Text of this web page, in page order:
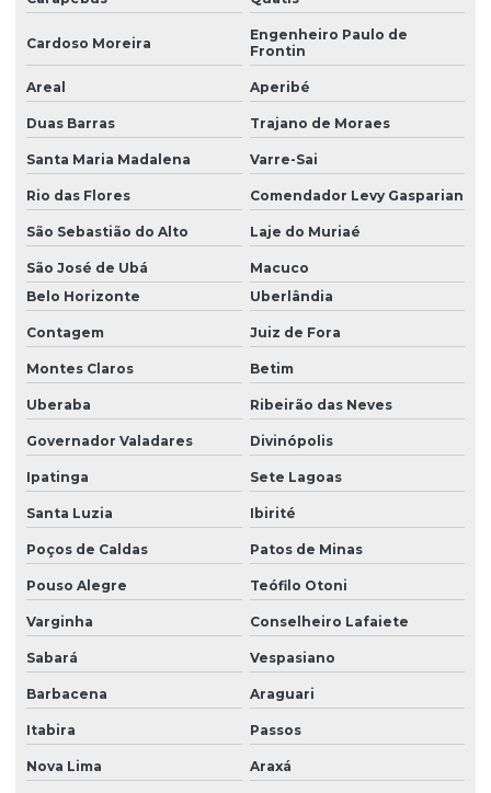
Manutenção preventiva de talha elétrica em pr
Manutenção preventiva de talha elétrica em sc
Manutenção preventiva de talha elétrica em sp
Manutenção preventiva em talhas elétricas
Modernização de ponte rolante
Montagem de barramento blindado
Montagem de caminho de rolamento
Montagem e desmontagem de ponte rolante
Montagem de ponte rolante
Motor elétrico para ponte rolante
Motor para ponte rolante
Motor redutor para ponte rolante
Movimentação de cargas laner
Painel elétrico para ponte rolante
Painel elétrico para talha
Peças para ponte rolante
Peças para ponte rolante swf
Peças para pontes rolantes de qualquer marca
Cardoso Moreira
Engenheiro Paulo de
Frontin
Areal Aperibé
Duas Barras Trajano de Moraes
Santa Maria Madalena Varre-Sai
Rio das Flores Comendador Levy Gasparian
São Sebastião do Alto Laje do Muriaé
São José de Ubá
Macuco
Belo Horizonte
Uberlândia
Contagem Juiz de Fora
Montes Claros Betim
Uberaba Ribeirão das Neves
Governador Valadares Divinópolis
Ipatinga Sete Lagoas
Santa Luzia Ibirité
Poços de Caldas Patos de Minas
Pouso Alegre Teófilo Otoni
Varginha Conselheiro Lafaiete
Sabará Vespasiano
Barbacena Araguari
Itabira Passos
Nova Lima Araxá